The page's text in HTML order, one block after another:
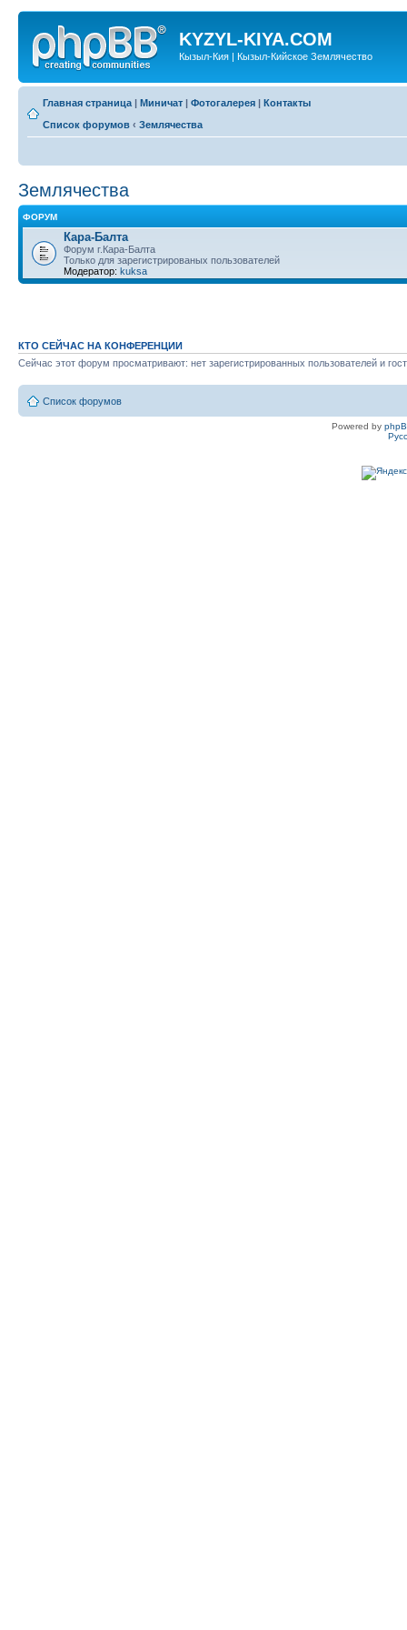
KYZYL-KIYA.COM
Кызыл-Кия | Кызыл-Кийское Землячество
Главная страница | Миничат | Фотогалерея | Контакты
Список форумов ‹ Землячества
Землячества
ФОРУМ
Кара-Балта
Форум г.Кара-Балта
Только для зарегистрированых пользователей
Модератор: kuksa
КТО СЕЙЧАС НА КОНФЕРЕНЦИИ
Сейчас этот форум просматривают: нет зарегистрированных пользователей и
Список форумов
Powered by